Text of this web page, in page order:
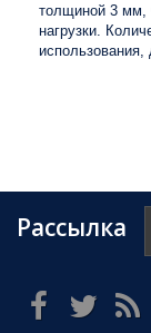
толщиной 3 мм,
нагрузки.
использования,
Рассылка